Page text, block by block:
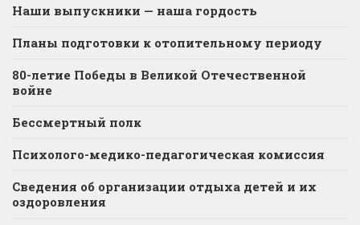
Наши выпускники — наша гордость
Планы подготовки к отопительному периоду
80-летие Победы в Великой Отечественной
войне
Бессмертный полк
Психолого-медико-педагогическая комиссия
Сведения об организации отдыха детей и их
оздоровления